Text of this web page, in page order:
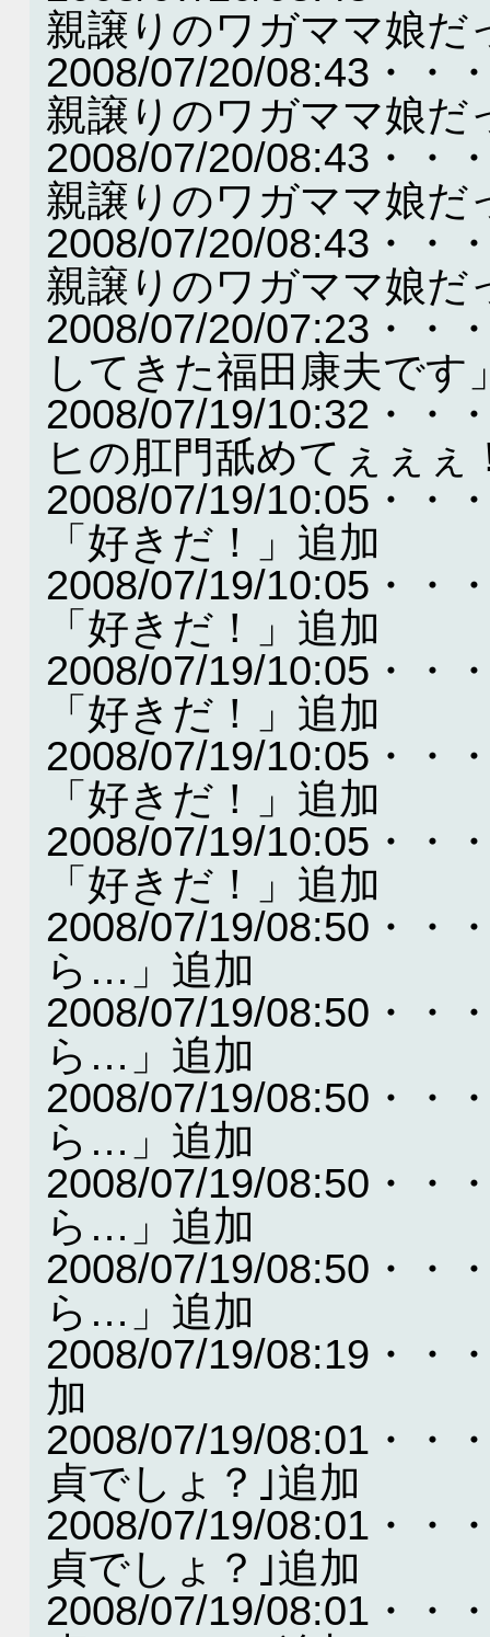
親譲りのワガママ娘だ
2008/07/20/08:43・・
親譲りのワガママ娘だ
2008/07/20/08:43・・
親譲りのワガママ娘だ
2008/07/20/08:43・・
親譲りのワガママ娘だ
2008/07/20/07:23・・
してきた福田康夫です
2008/07/19/10:32・・
ヒの肛門舐めてぇぇぇ
2008/07/19/10:05・・
「好きだ！」追加
2008/07/19/10:05・・
「好きだ！」追加
2008/07/19/10:05・・
「好きだ！」追加
2008/07/19/10:05・・
「好きだ！」追加
2008/07/19/10:05・・
「好きだ！」追加
2008/07/19/08:50・・
ら…」追加
2008/07/19/08:50・・
ら…」追加
2008/07/19/08:50・・
ら…」追加
2008/07/19/08:50・・
ら…」追加
2008/07/19/08:50・・
ら…」追加
2008/07/19/08:19・・
加
2008/07/19/08:01・・
貞でしょ？｣追加
2008/07/19/08:01・・
貞でしょ？｣追加
2008/07/19/08:01・・